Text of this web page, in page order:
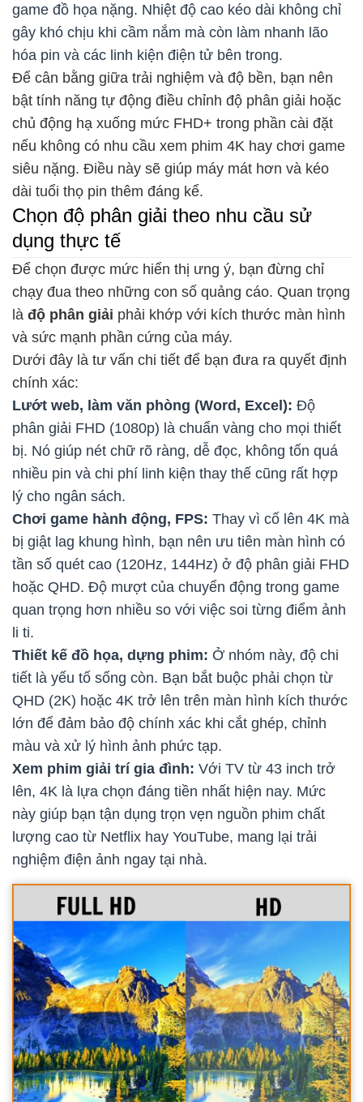
game đồ họa nặng. Nhiệt độ cao kéo dài không chỉ
gây khó chịu khi cầm nắm mà còn làm nhanh lão
hóa pin và các linh kiện điện tử bên trong.
Để cân bằng giữa trải nghiệm và độ bền, bạn nên
bật tính năng tự động điều chỉnh độ phân giải hoặc
chủ động hạ xuống mức FHD+ trong phần cài đặt
nếu không có nhu cầu xem phim 4K hay chơi game
siêu nặng. Điều này sẽ giúp máy mát hơn và kéo
dài tuổi thọ pin thêm đáng kể.
Chọn độ phân giải theo nhu cầu sử
dụng thực tế
Để chọn được mức hiển thị ưng ý, bạn đừng chỉ
chạy đua theo những con số quảng cáo. Quan trọng
là độ phân giải phải khớp với kích thước màn hình
và sức mạnh phần cứng của máy.
Dưới đây là tư vấn chi tiết để bạn đưa ra quyết định
chính xác:
Lướt web, làm văn phòng (Word, Excel): Độ
phân giải FHD (1080p) là chuẩn vàng cho mọi thiết
bị. Nó giúp nét chữ rõ ràng, dễ đọc, không tốn quá
nhiều pin và chi phí linh kiện thay thế cũng rất hợp
lý cho ngân sách.
Chơi game hành động, FPS: Thay vì cố lên 4K mà
bị giật lag khung hình, bạn nên ưu tiên màn hình có
tần số quét cao (120Hz, 144Hz) ở độ phân giải FHD
hoặc QHD. Độ mượt của chuyển động trong game
quan trọng hơn nhiều so với việc soi từng điểm ảnh
li ti.
Thiết kế đồ họa, dựng phim: Ở nhóm này, độ chi
tiết là yếu tố sống còn. Bạn bắt buộc phải chọn từ
QHD (2K) hoặc 4K trở lên trên màn hình kích thước
lớn để đảm bảo độ chính xác khi cắt ghép, chỉnh
màu và xử lý hình ảnh phức tạp.
Xem phim giải trí gia đình: Với TV từ 43 inch trở
lên, 4K là lựa chọn đáng tiền nhất hiện nay. Mức
này giúp bạn tận dụng trọn vẹn nguồn phim chất
lượng cao từ Netflix hay YouTube, mang lại trải
nghiệm điện ảnh ngay tại nhà.